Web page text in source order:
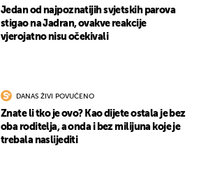
Jedan od najpoznatijih svjetskih parova
stigao na Jadran, ovakve reakcije
vjerojatno nisu očekivali
DANAS ŽIVI POVUČENO
Znate li tko je ovo? Kao dijete ostala je bez
oba roditelja, a onda i bez milijuna koje je
trebala naslijediti